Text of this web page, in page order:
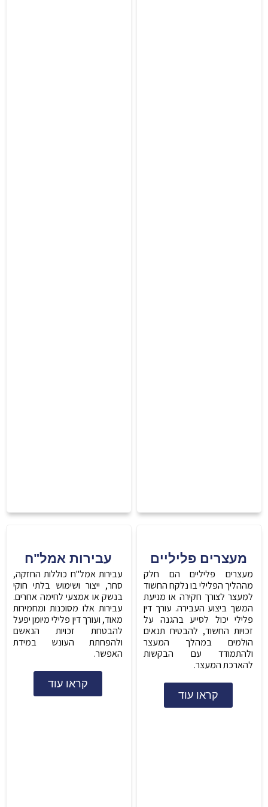
מעצרים פליליים
מעצרים פליליים הם חלק
מההליך הפלילי בו נלקח החשוד
למעצר לצורך חקירה או מניעת
המשך ביצוע העבירה. עורך דין
פלילי יכול לסייע בהגנה על
זכויות החשוד, להבטיח תנאים
הולמים במהלך המעצר
ולהתמודד עם הבקשות
להארכת המעצר.
קראו עוד
עבירות אמל"ח
עבירות אמל"ח כוללות החזקה,
סחר, ייצור ושימוש בלתי חוקי
בנשק או אמצעי לחימה אחרים.
עבירות אלו מסוכנות ומחמירות
מאוד, ועורך דין פלילי מיומן יפעל
להבטחת זכויות הנאשם
ולהפחתת העונש במידת
האפשר.
קראו עוד